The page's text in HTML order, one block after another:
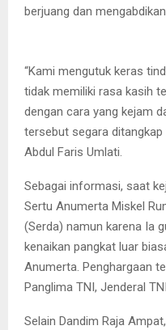
berjuang dan
“Kami mengutuk keras
tidak memiliki rasa kasih
dengan cara yang kejam
tersebut segara ditangkap
Abdul Faris Umlati.
Sebagai informasi, saat
Sertu Anumerta Miskel
(Serda) namun karena Ia
kenaikan pangkat luar
Anumerta. Penghargaan
Panglima TNI, Jenderal
Selain Dandim Raja